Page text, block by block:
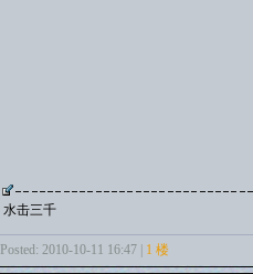
水击三千
Posted: 2010-10-11 16:47 | 1 楼